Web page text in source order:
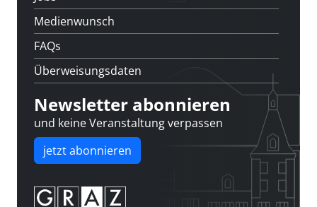
Medienwunsch
FAQs
Überweisungsdaten
Newsletter abonnieren
und keine Veranstaltung verpassen
jetzt abonnieren